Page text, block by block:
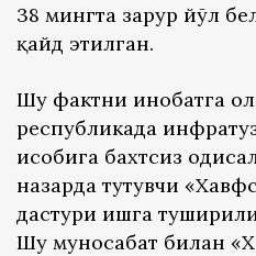
38 мингта зарур йўл
қайд этилган.
Шу фактни инобатга
республикада
ҳисобига бахтсиз
назарда тутувчи
дастури ишга
Шу муносабат билан